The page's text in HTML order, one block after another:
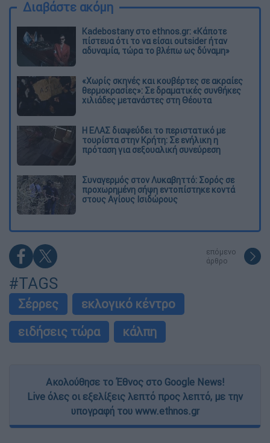
Διαβάστε ακόμη
Kadebostany στο ethnos.gr: «Κάποτε
πίστευα ότι το να είσαι outsider ήταν
αδυναμία, τώρα το βλέπω ως δύναμη»
«Χωρίς σκηνές και κουβέρτες σε ακραίες
θερμοκρασίες»: Σε δραματικές συνθήκες
χιλιάδες μετανάστες στη Θέουτα
Η ΕΛΑΣ διαψεύδει το περιστατικό με
τουρίστα στην Κρήτη: Σε ενήλικη η
πρόταση για σεξουαλική συνεύρεση
Συναγερμός στον Λυκαβηττό: Σορός σε
προχωρημένη σήψη εντοπίστηκε κοντά
στους Αγίους Ισιδώρους
επόμενο
άρθρο
#TAGS
Σέρρες
εκλογικό κέντρο
ειδήσεις τώρα
κάλπη
Ακολούθησε το Έθνος στο Google News!
Live όλες οι εξελίξεις λεπτό προς λεπτό, με την
υπογραφή του www.ethnos.gr